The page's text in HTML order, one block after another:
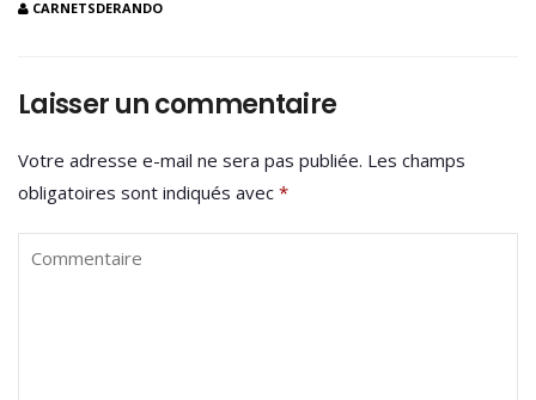
CARNETSDERANDO
Laisser un commentaire
Votre adresse e-mail ne sera pas publiée. Les champs
obligatoires sont indiqués avec *